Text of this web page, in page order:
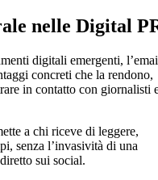
nelle Digital
digitali emergenti,
concreti che la rendono,
in contatto con giornalisti
a chi riceve di leggere,
senza l’invasività di una
sui social.